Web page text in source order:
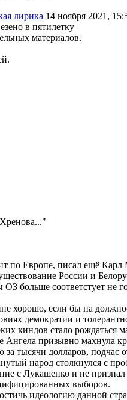
лирика 14 ноября 2021,
в пятилетку
материалов.
по Европе, писал ещё
России и
больше соответстует не
хорошо, если бы на
демократии и
киндов стало рождаться
Ангела призывно махнула
тысячи долларов, подчас
народ столкнулся с
с Лукашенко и не признал
выборов.
идеологию данной